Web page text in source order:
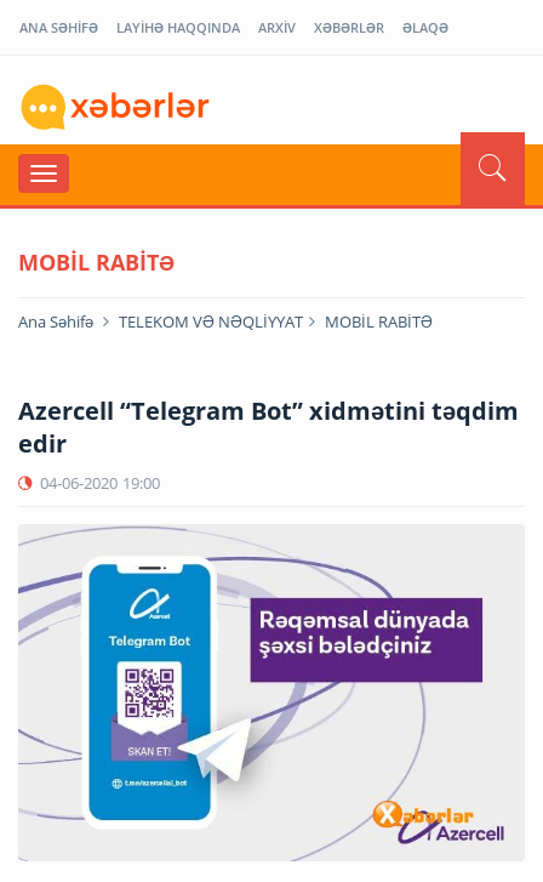
ANA SƏHİFƏ LAYİHƏ HAQQINDA ARXİV XƏBƏRLƏR ƏLAQƏ
MOBİL RABİTƏ
Ana Səhifə TELEKOM VƏ NƏQLİYYAT MOBİL RABİTƏ
Azercell “Telegram Bot” xidmətini təqdim
edir
04-06-2020 19:00